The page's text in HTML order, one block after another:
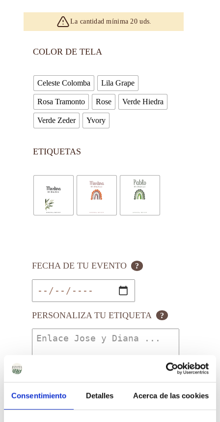
Consentimiento Detalles Acerca de las cookies
La cantidad mínima 20 uds.
COLOR DE TELA
Celeste Colomba Lila Grape
Rosa Tramonto Rose Verde Hiedra
Verde Zeder Yvory
ETIQUETAS
FECHA DE TU EVENTO ?
PERSONALIZA TU ETIQUETA ?